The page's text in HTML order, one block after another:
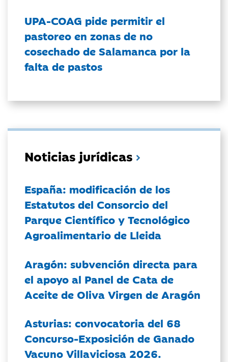
UPA-COAG pide permitir el
pastoreo en zonas de no
cosechado de Salamanca por la
falta de pastos
Noticias jurídicas
España: modificación de los
Estatutos del Consorcio del
Parque Científico y Tecnológico
Agroalimentario de Lleida
Aragón: subvención directa para
el apoyo al Panel de Cata de
Aceite de Oliva Virgen de Aragón
Asturias: convocatoria del 68
Concurso-Exposición de Ganado
Vacuno Villaviciosa 2026.